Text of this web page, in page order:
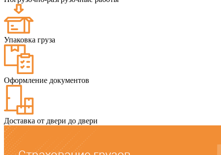
Упаковка груза
Оформление документов
Доставка от двери до двери